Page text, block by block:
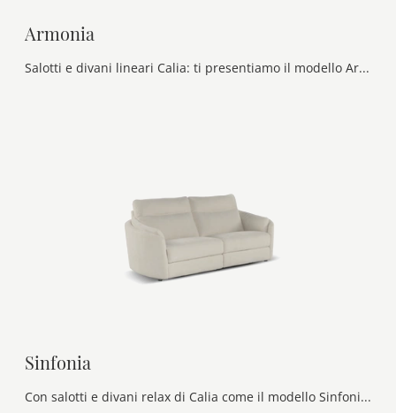
Armonia
Salotti e divani lineari Calia: ti presentiamo il modello Armonia in pelle per arricchire il soggiorno.
Sinfonia
Con salotti e divani relax di Calia come il modello Sinfonia in tessuto, potrai ultimare il tuo progetto d'arredo.